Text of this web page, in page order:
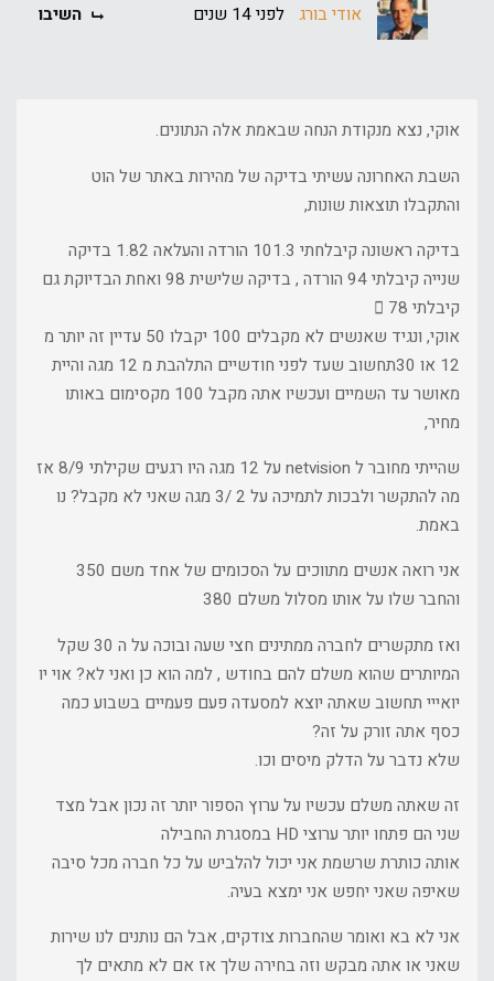
אודי בורג לפני 14 שנים השיבו
אוקי, נצא מנקודת הנחה שבאמת אלה הנתונים.
השבת האחרונה עשיתי בדיקה של מהירות באתר של הוט
והתקבלו תוצאות שונות,
בדיקה ראשונה קיבלחתי 101.3 הורדה והעלאה 1.82 בדיקה
שנייה קיבלתי 94 הורדה , בדיקה שלישית 98 ואחת הבדיוקת גם
קיבלתי 78 
אוקי, ונגיד שאנשים לא מקבלים 100 יקבלו 50 עדיין זה יותר מ
12 או 30תחשוב שעד לפני חודשיים התלהבת מ 12 מגה והיית
מאושר עד השמיים ועכשיו אתה מקבל 100 מקסימום באותו
מחיר,
שהייתי מחובר ל netvision על 12 מגה היו רגעים שקילתי 8/9 אז
מה להתקשר ולבכות לתמיכה על 2 /3 מגה שאני לא מקבל? נו
באמת.
אני רואה אנשים מתווכים על הסכומים של אחד משם 350
והחבר שלו על אותו מסלול משלם 380
ואז מתקשרים לחברה ממתינים חצי שעה ובוכה על ה 30 שקל
המיותרים שהוא משלם להם בחודש , למה הוא כן ואני לא? אוי יו
יואייי תחשוב שאתה יוצא למסעדה פעם פעמיים בשבוע כמה
כסף אתה זורק על זה?
שלא נדבר על הדלק מיסים וכו.
זה שאתה משלם עכשיו על ערוץ הספור יותר זה נכון אבל מצד
שני הם פתחו יותר ערוצי HD במסגרת החבילה
אותה כותרת שרשמת אני יכול להלביש על כל חברה מכל סיבה
שאיפה שאני יחפש אני ימצא בעיה.
אני לא בא ואומר שהחברות צודקים, אבל הם נותנים לנו שירות
שאני או אתה מבקש וזה בחירה שלך אז אם לא מתאים לך